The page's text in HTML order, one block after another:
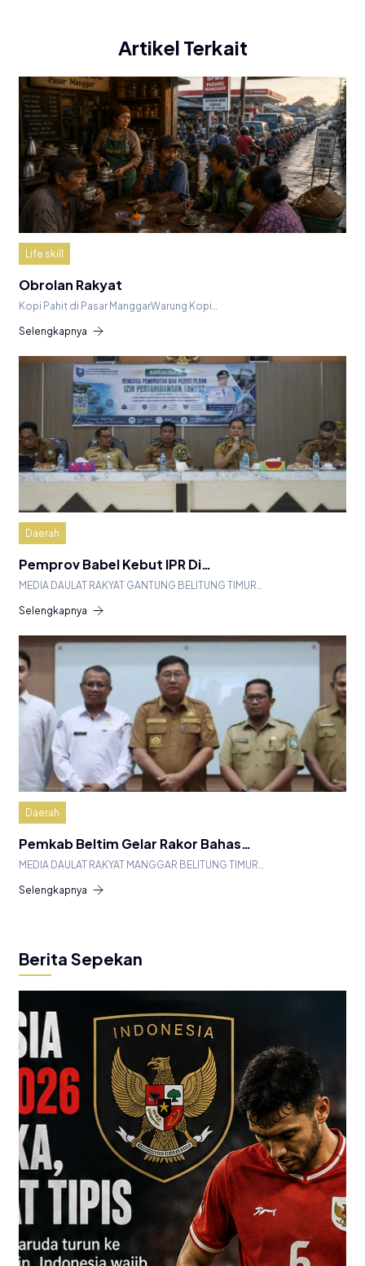
Artikel Terkait
Life skill
Obrolan Rakyat
Kopi Pahit di Pasar ManggarWarung Kopi…
Selengkapnya
Daerah
Pemprov Babel Kebut IPR Di…
MEDIA DAULAT RAKYAT GANTUNG BELITUNG TIMUR…
Selengkapnya
Daerah
Pemkab Beltim Gelar Rakor Bahas…
MEDIA DAULAT RAKYAT MANGGAR BELITUNG TIMUR…
Selengkapnya
Berita Sepekan